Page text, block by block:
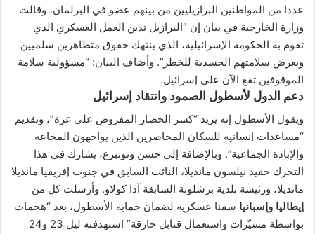
عددا من المواطنين البرازيليين من بينهم عضو في البرلمان، وقالت
وزارة الخارجية في بيان إن “البرازيل تدين العمل العسكري الذي
تقوم به الحكومة الإسرائيلية، الذي ينتهك حقوق متظاهرين سلميين
ويعرض سلامتهم الجسدية للخطر”. وأضاف البيان: “مسؤولية سلامة
الموقوفين تقع الآن على إسرائيل.
دعم الدول لأسطول الصمود وانتقاد إسرائيل
ويقول الأسطول إنه يريد “كسر الحصار المفروض على غزة”، وتقديم
“مساعدات إنسانية للسكان المحاصرين الذين يواجهون المجاعة
والإبادة الجماعية”. وبالإضافة إلى حسن وتونبرغ، يشارك في هذا
التحرك حفيد نيلسون مانديلا، النائب السابق في جنوب إفريقيا مانديلا
مانديلا، ورئيسة بلدية برشلونة السابقة آدا كولاو. وأرسلت كل من
إيطاليا وإسبانيا سفنا عسكرية لضمان حماية الأسطول، بعد “هجمات
بواسطة مسيّرات واستعمال قنابل حارقة” استهدفته ليل 23 و24